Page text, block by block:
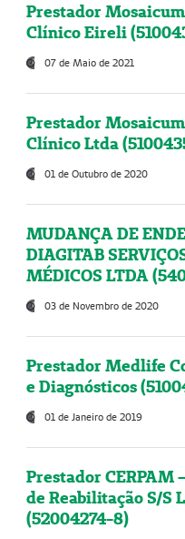
Prestador
Clínico Eireli
07 de Maio de 2021
Prestador
Clínico Ltda
01 de Outubro de 2020
MUDANÇA DE
DIAGITAB
MÉDICOS LTDA
03 de Novembro de 2020
Prestador Medlife
e Diagnósticos
01 de Janeiro de 2019
Prestador CERPAM
de Reabilitação S/S
(52004274-8)